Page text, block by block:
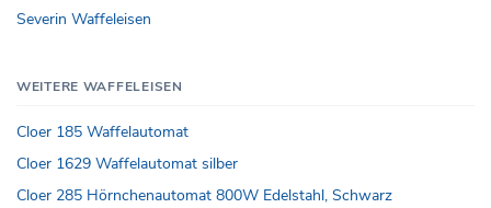
Severin Waffeleisen
WEITERE WAFFELEISEN
Cloer 185 Waffelautomat
Cloer 1629 Waffelautomat silber
Cloer 285 Hörnchenautomat 800W Edelstahl, Schwarz